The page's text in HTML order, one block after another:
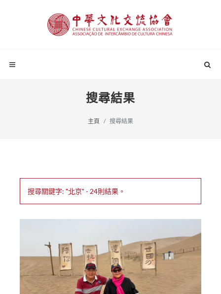
搜尋結果
主頁 搜尋結果
搜尋關鍵字: "北京" - 24則結果。